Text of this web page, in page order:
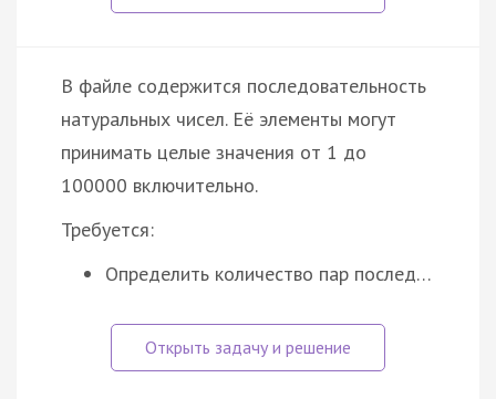
В файле содержится последовательность
натуральных чисел. Её элементы могут
принимать целые значения от 1 до
100000 включительно.
Требуется:
Определить количество пар послед…